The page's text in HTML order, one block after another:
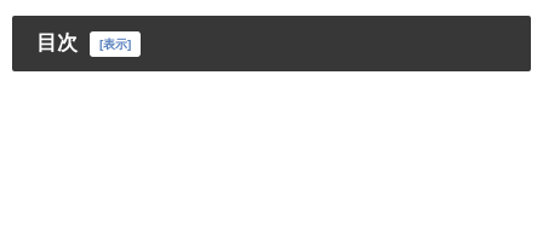
目次 [表示]